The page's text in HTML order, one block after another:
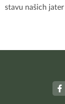
stavu našich